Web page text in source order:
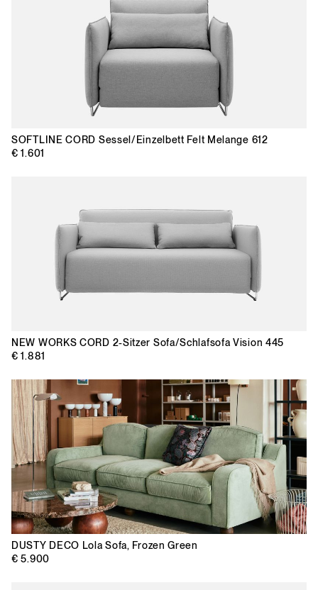
SOFTLINE CORD Sessel/Einzelbett Felt Melange 612
€ 1.601
NEW WORKS CORD 2-Sitzer Sofa/Schlafsofa Vision 445
€ 1.881
DUSTY DECO Lola Sofa, Frozen Green
€ 5.900